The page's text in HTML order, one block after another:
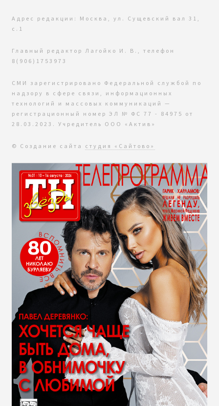
Адрес редакции: Москва, ул. Сущевский вал 31,
с.1
Главный редактор Лагойко И. В., телефон
8(906)1753973
СМИ зарегистрировано Федеральной службой по
надзору в сфере связи, информационных
технологий и массовых коммуникаций —
регистрационный номер ЭЛ № ФС 77 - 84975 от
28.03.2023. Учредитель ООО «Актив»
© Создание сайта студия «Сайтово»